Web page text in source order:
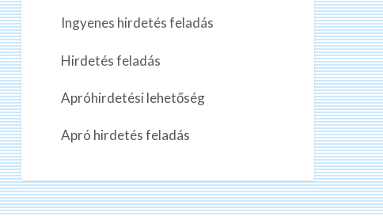
Ingyenes hirdetés feladás
Hirdetés feladás
Apróhirdetési lehetőség
Apró hirdetés feladás